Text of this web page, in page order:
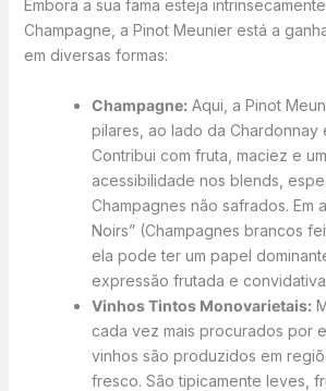
Embora a sua fama esteja
Champagne, a Pinot Meunier está a
em diversas formas:
Champagne:Aqui, a Pinot
pilares, ao lado da Chardonnay
Contribui com fruta, maciez e
acessibilidade nos blends,
Champagnes não safrados. Em
Noirs” (Champagnes brancos
ela pode ter um papel
expressão frutada e
Vinhos Tintos Monovarietais:
cada vez mais procurados por
vinhos são produzidos em
fresco. São tipicamente leves,